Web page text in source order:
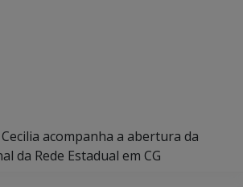
acompanha a abertura da
da Rede Estadual em CG